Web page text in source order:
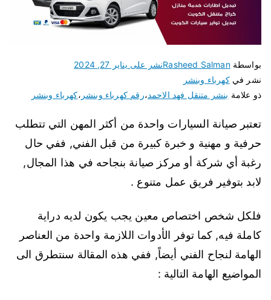
بواسطةRasheed Salmanنشر على يناير 27, 2024
نشر فيكهرباء وبنشر
ذو علامة بنشر متنقل فهد الاحمد،رقم كهرباء وبنشر ،كهرباء وبنشر
تعتبر صيانة السيارات واحدة من أكثر المهن التي تتطلب
حرفية و مهنية و خبرة كبيرة من قبل الفني, ففي حال
رغبة أي شركة أو مركز صيانة بنجاحه في هذا المجال,
لابد بتوفير فريق عمل متنوع .
فلكل شخص اختصاص معين يجب يكون لديه دراية
كاملة فيه, كما توفر الأدوات اللازمة واحدة من العناصر
الهامة لنجاح الفني أيضاً, ففي هذه المقالة سنتطرق الى
المواضيع الهامة التالية :